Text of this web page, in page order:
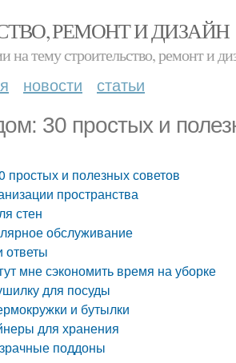
РЕМОНТ И ДИЗАЙН
на тему строительство, ремонт и
новости статьи
30 простых и
простых и полезных советов
пространства
стен
обслуживание
мне сэкономить время на уборке
для посуды
и бутылки
для хранения
поддоны